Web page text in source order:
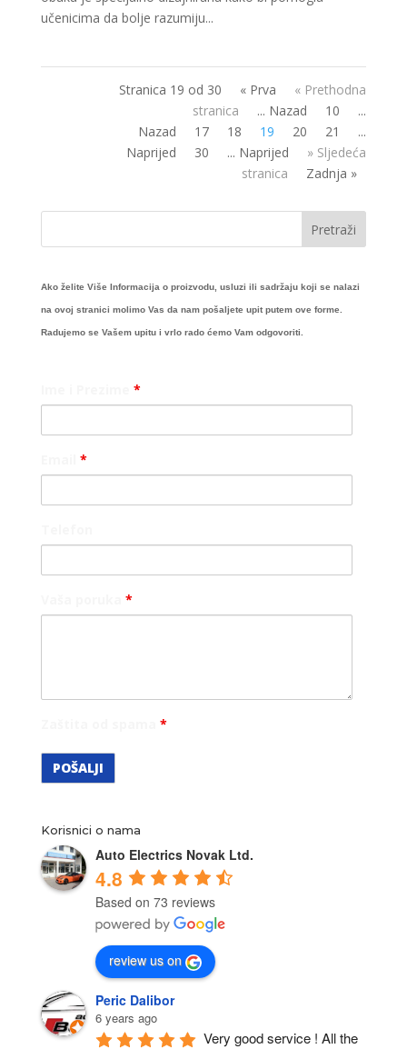
učenicima da bolje razumiju...
Stranica 19 od 30 « Prva
« Prethodna
stranica
... Nazad 10
...
Nazad
17 18 19 20 21
...
Naprijed
30 ... Naprijed
» Sljedeća
stranica
Zadnja »
Ako želite Više Informacija o proizvodu, usluzi ili sadržaju koji se nalazi
na ovoj stranici molimo Vas da nam pošaljete upit putem ove forme.
Radujemo se Vašem upitu i vrlo rado ćemo Vam odgovoriti.
*
*
*
*
Korisnici o nama
Auto Electrics Novak Ltd.
4.8
Based on 73 reviews
review us on
Peric Dalibor
6 years ago
Very good service ! All the